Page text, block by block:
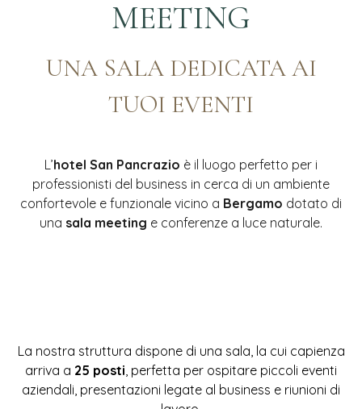
MEETING
UNA SALA DEDICATA AI
TUOI EVENTI
L’hotel San Pancrazio è il luogo perfetto per i
professionisti del business in cerca di un ambiente
confortevole e funzionale vicino a Bergamo dotato di
una sala meeting e conferenze a luce naturale.
La nostra struttura dispone di una sala, la cui capienza
arriva a 25 posti, perfetta per ospitare piccoli eventi
aziendali, presentazioni legate al business e riunioni di